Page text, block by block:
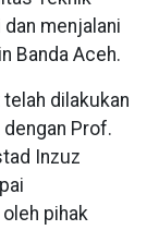
menjalani
Banda Aceh.
dilakukan
Prof.
Inzuz
pihak